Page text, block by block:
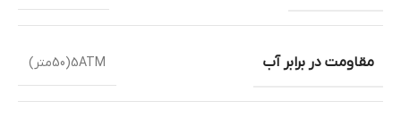
مقاومت در برابر آب 5ATM(50متر)